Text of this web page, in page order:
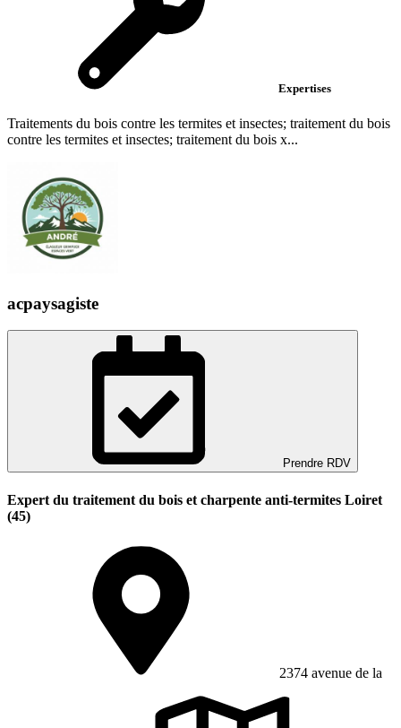
Expertises
Traitements du bois contre les termites et insectes; traitement du bois
contre les termites et insectes; traitement du bois x...
acpaysagiste
Prendre RDV
Expert du traitement du bois et charpente anti-termites Loiret
(45)
2374 avenue de la